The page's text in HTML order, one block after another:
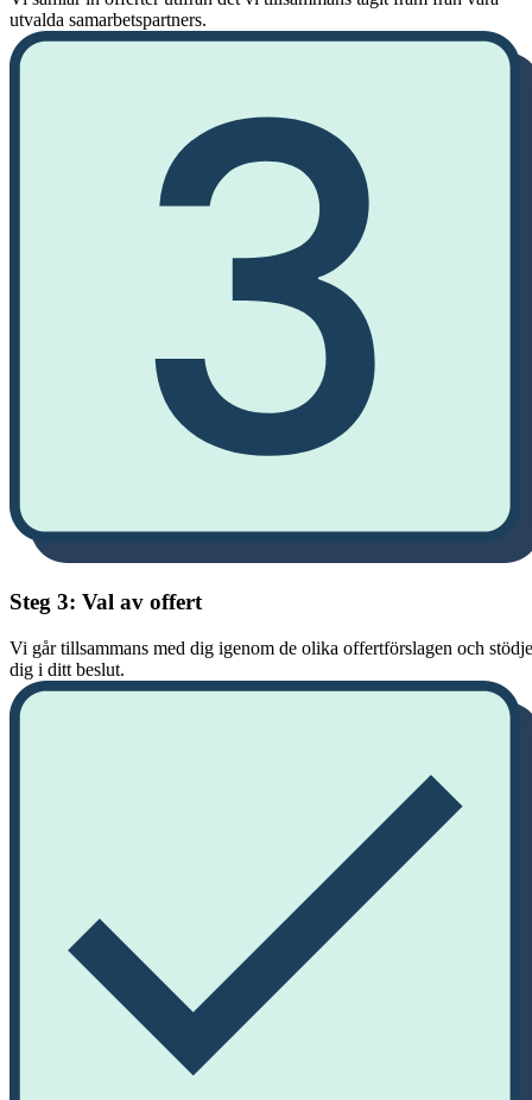
utvalda samarbetspartners.
Steg 3: Val av offert
Vi går tillsammans med dig igenom de olika offertförslagen och
dig i ditt beslut.